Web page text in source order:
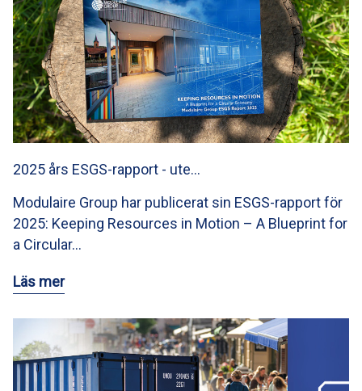
2025 års ESGS-rapport - ute…
Modulaire Group har publicerat sin ESGS-rapport för
2025: Keeping Resources in Motion – A Blueprint for
a Circular…
Läs mer